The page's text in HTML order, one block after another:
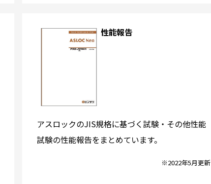
性能報告
アスロックのJIS規格に基づく試験・その他性能
試験の性能報告をまとめています。
※2022年5月更新